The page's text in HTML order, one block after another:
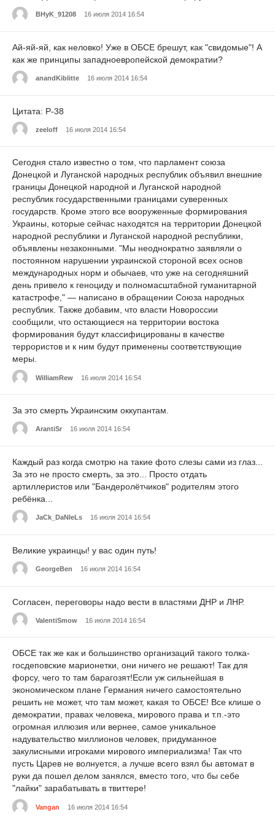
BHyK_91208 16 июля 2014 16:54
Ай-яй-яй, как неловко! Уже в ОБСЕ брешут, как "свидомые"! А
как же принципы западноевропейской демократии?
anandKiblitte 16 июля 2014 16:54
Цитата: P-38
zeeloff 16 июля 2014 16:54
Сегодня стало известно о том, что парламент союза
Донецкой и Луганской народных республик объявил внешние
границы Донецкой народной и Луганской народной
республик государственными границами суверенных
государств. Кроме этого все вооруженные формирования
Украины, которые сейчас находятся на территории Донецкой
народной республики и Луганской народной республики,
объявлены незаконными. "Мы неоднократно заявляли о
постоянном нарушении украинской стороной всех основ
международных норм и обычаев, что уже на сегодняшний
день привело к геноциду и полномасштабной гуманитарной
катастрофе," — написано в обращении Союза народных
республик. Также добавим, что власти Новороссии
сообщили, что остающиеся на территории востока
формирования будут классифицированы в качестве
террористов и к ним будут применены соответствующие
меры.
WilliamRew 16 июля 2014 16:54
За это смерть Украинским оккупантам.
ArantiSr 16 июля 2014 16:54
Каждый раз когда смотрю на такие фото слезы сами из глаз...
За это не просто смерть, за это... Просто отдать
артиллеристов или "Бандеролётчиков" родителям этого
ребёнка...
JaCk_DaNIeLs 16 июля 2014 16:54
Великие украинцы! у вас один путь!
GeorgeBen 16 июля 2014 16:54
Согласен, переговоры надо вести в властями ДНР и ЛНР.
ValentiSmow 16 июля 2014 16:54
ОБСЕ так же как и большинство организаций такого толка-
госдеповские марионетки, они ничего не решают! Так для
форсу, чего то там барагозят!Если уж сильнейшая в
экономическом плане Германия ничего самостоятельно
решить не может, что там может, какая то ОБСЕ! Все клише о
демократии, правах человека, мирового права и т.п.-это
огромная иллюзия или вернее, самое уникальное
надувательство миллионов человек, придуманное
закулисными игроками мирового империализма! Так что
пусть Царев не волнуется, а лучше всего взял бы автомат в
руки да пошел делом занялся, вместо того, что бы себе
"лайки" зарабатывать в твиттере!
Vangan 16 июля 2014 16:54